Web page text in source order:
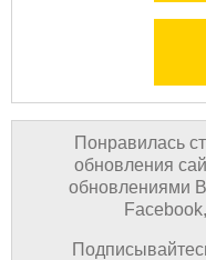
Понравилась
обновления
обновлениями